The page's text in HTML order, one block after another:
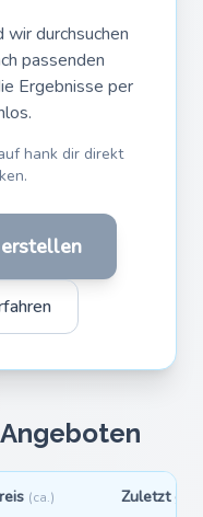
durchsuchen
passenden
Ergebnisse per
hank dir direkt
(ca.) Zuletzt